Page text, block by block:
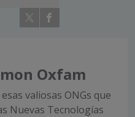
Oxfam
valiosas ONGs que
Nuevas Tecnologías